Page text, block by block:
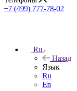
+7 (499) 777-78-02
Ru
Назад
Язык
Ru
En